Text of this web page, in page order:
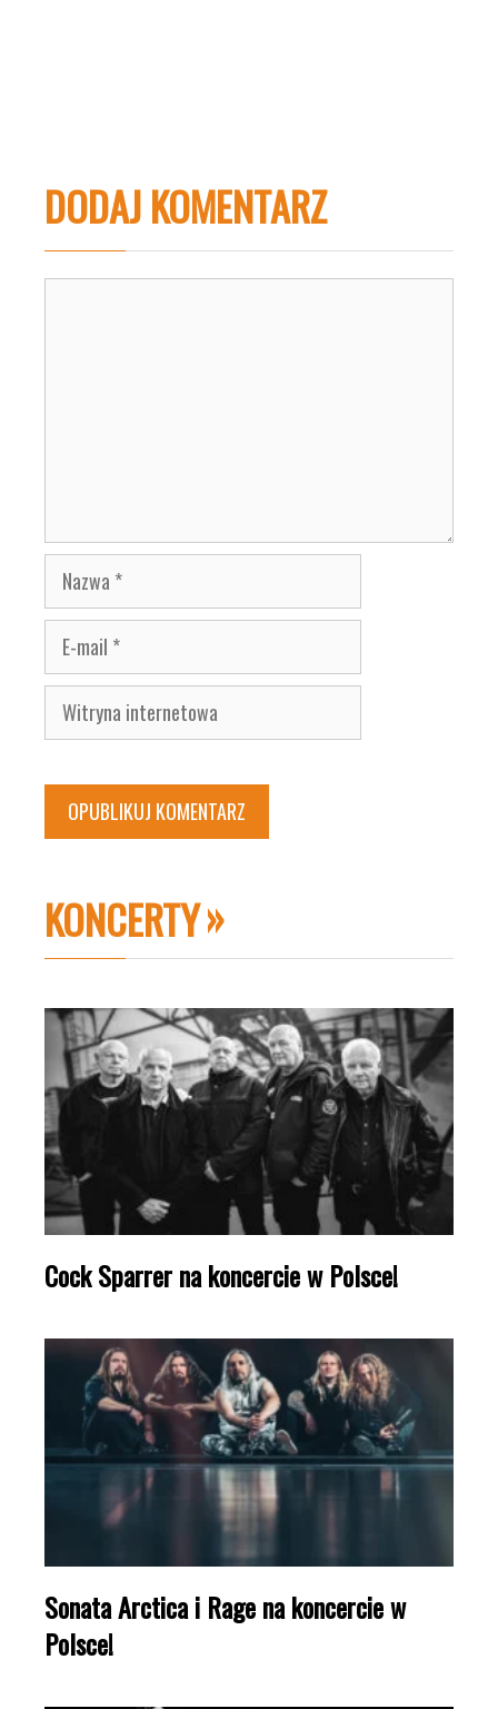
DODAJ KOMENTARZ
Nazwa
E-
mail
Witryna
internetowa
KONCERTY
Cock Sparrer na koncercie w Polsce!
Sonata Arctica i Rage na koncercie w
Polsce!